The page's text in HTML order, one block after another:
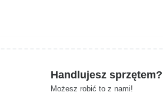
Handlujesz sprzętem?
Możesz robić to z nami!